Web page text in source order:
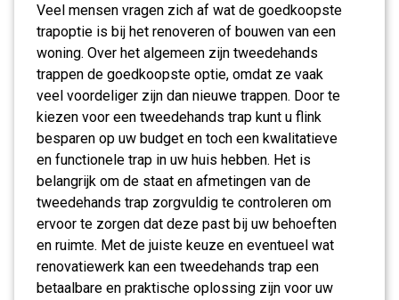
Veel mensen vragen zich af wat de goedkoopste
trapoptie is bij het renoveren of bouwen van een
woning. Over het algemeen zijn tweedehands
trappen de goedkoopste optie, omdat ze vaak
veel voordeliger zijn dan nieuwe trappen. Door te
kiezen voor een tweedehands trap kunt u flink
besparen op uw budget en toch een kwalitatieve
en functionele trap in uw huis hebben. Het is
belangrijk om de staat en afmetingen van de
tweedehands trap zorgvuldig te controleren om
ervoor te zorgen dat deze past bij uw behoeften
en ruimte. Met de juiste keuze en eventueel wat
renovatiewerk kan een tweedehands trap een
betaalbare en praktische oplossing zijn voor uw